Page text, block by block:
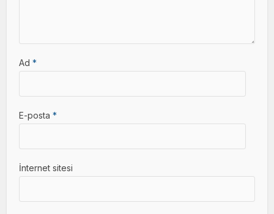
Ad*
E-posta*
İnternet sitesi